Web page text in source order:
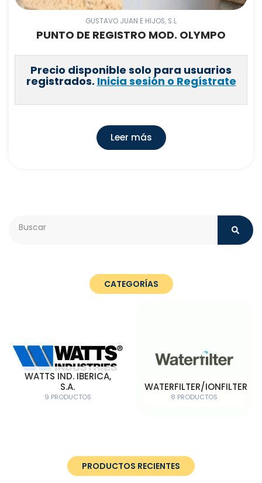
GUSTAVO JUAN E HIJOS, S.L
PUNTO DE REGISTRO MOD. OLYMPO
Precio disponible solo para usuarios
registrados. Inicia sesión o Regístrate
Leer más
CATEGORÍAS
WATTS IND. IBERICA,
S.A.
9 PRODUCTOS
WATERFILTER/IONFILTER
8 PRODUCTOS
PRODUCTOS RECIENTES